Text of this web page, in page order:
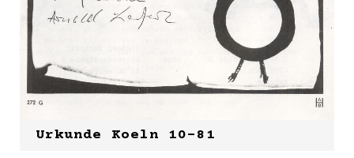
Urkunde Koeln 10-81